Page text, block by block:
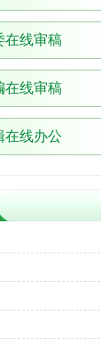
在线审稿
在线审稿
在线办公